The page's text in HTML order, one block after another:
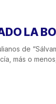
LA
de
más o